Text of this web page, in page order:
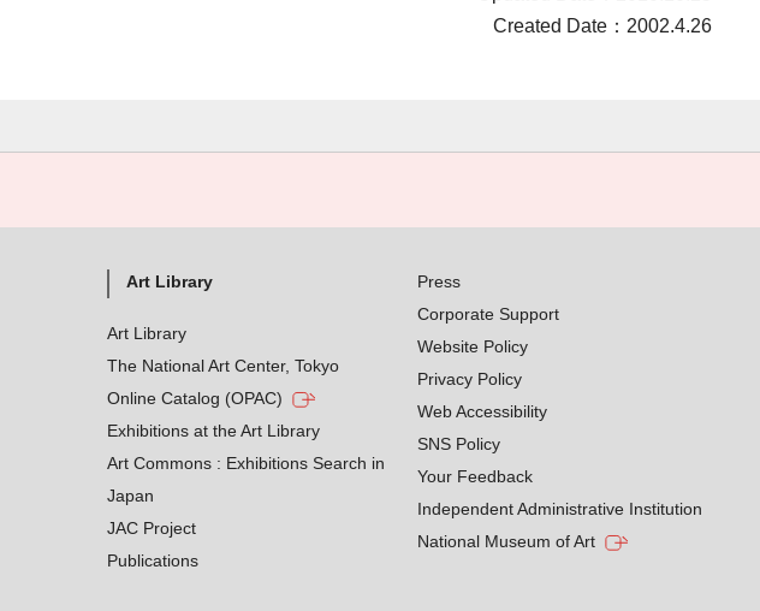
Created Date：2002.4.26
Art Library
Art Library
The National Art Center, Tokyo
Online Catalog (OPAC)
Exhibitions at the Art Library
Art Commons : Exhibitions Search in
Japan
JAC Project
Publications
Press
Corporate Support
Website Policy
Privacy Policy
Web Accessibility
SNS Policy
Your Feedback
Independent Administrative Institution
National Museum of Art